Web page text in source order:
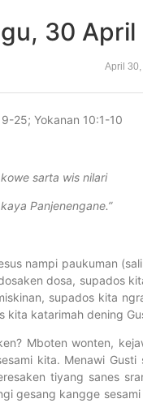
30 April
April
25; Yokanan 10:1-10
sarta wis nilari
Panjenengane.”
nampi paukuman
dosa, supados
supados kita
katarimah dening
Mboten wonten,
kita. Menawi
tiyang sanes
gesang kangge